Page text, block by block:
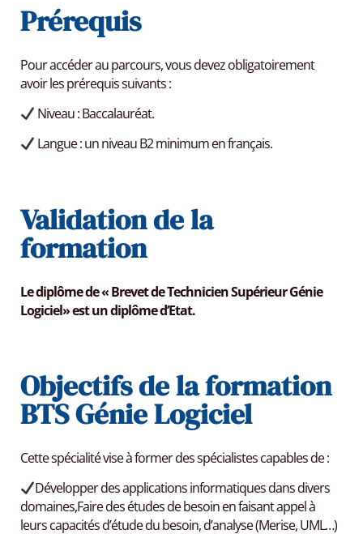
Prérequis
Pour accéder au parcours, vous devez obligatoirement
avoir les prérequis suivants :
Niveau : Baccalauréat.
Langue : un niveau B2 minimum en français.
Validation de la
formation
Le diplôme de « Brevet de Technicien Supérieur Génie
Logiciel» est un diplôme d’Etat.
Objectifs de la formation
BTS Génie Logiciel
Cette spécialité vise à former des spécialistes capables de :
Développer des applications informatiques dans divers
domaines,Faire des études de besoin en faisant appel à
leurs capacités d’étude du besoin, d’analyse (Merise, UML…)